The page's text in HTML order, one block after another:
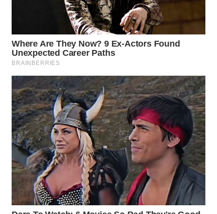
LISTRIK
WAHANA
WAHANA
TV
WAHANANEWS
ID
WAHANANEWS
CO ID
WAHANANEWS